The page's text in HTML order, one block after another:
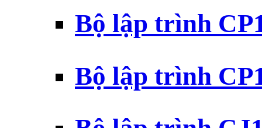
Bộ lập trình
Bộ lập trình